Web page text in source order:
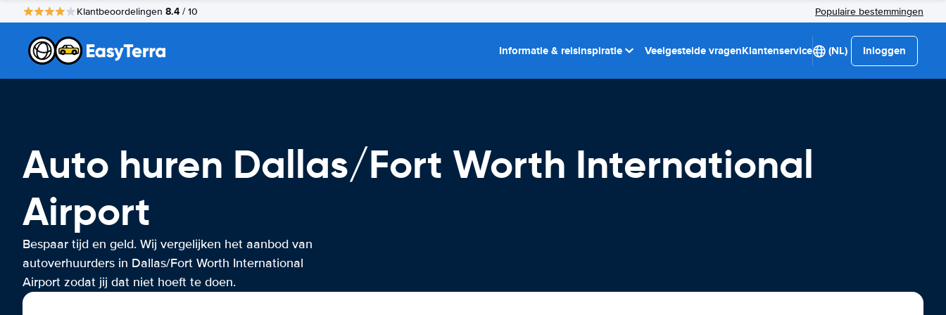
Klantbeoordelingen 8.4 / 10 Populaire bestemmingen
Informatie & reisinspiratie Veelgestelde vragenKlantenservice (NL) Inloggen
Auto huren Dallas/Fort Worth International
Airport
Bespaar tijd en geld. Wij vergelijken het aanbod van
autoverhuurders in Dallas/Fort Worth International
Airport zodat jij dat niet hoeft te doen.